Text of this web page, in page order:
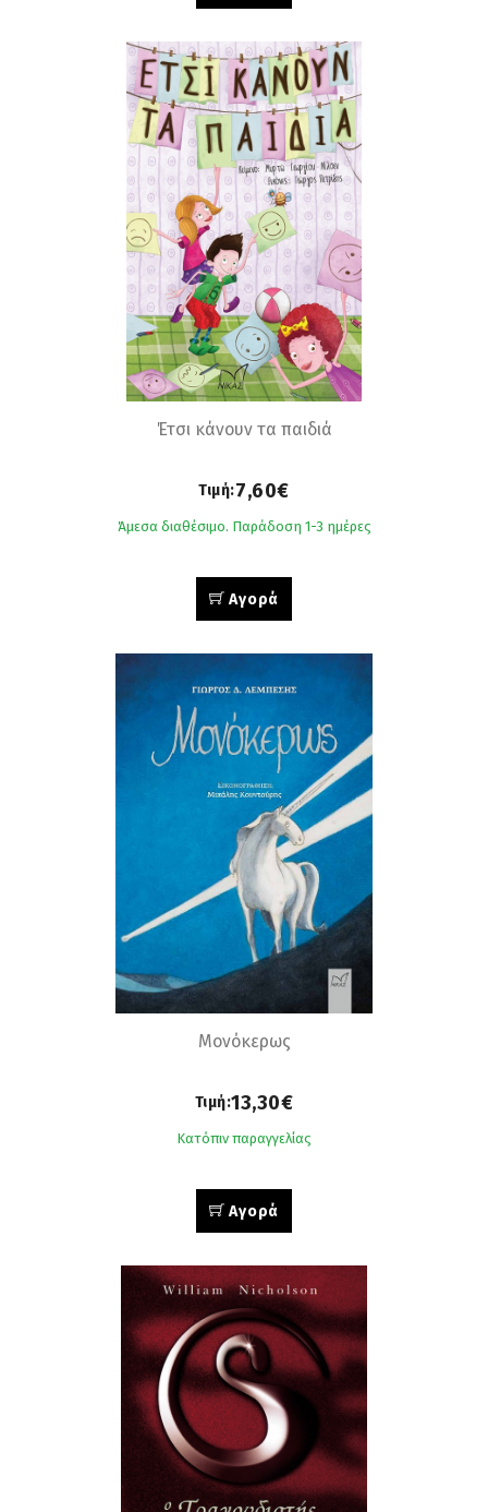
Έτσι κάνουν τα παιδιά
Τιμή:7,60€
Άμεσα διαθέσιμο. Παράδοση 1-3 ημέρες
Αγορά
Μονόκερως
Τιμή:13,30€
Κατόπιν παραγγελίας
Αγορά